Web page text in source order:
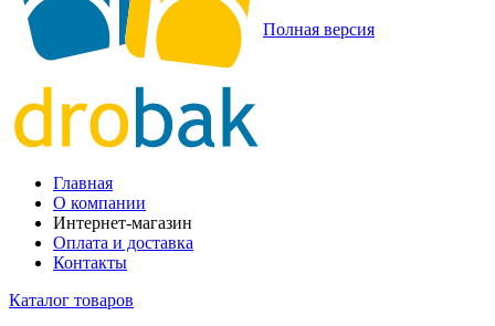
Полная версия
Главная
О компании
Интернет-магазин
Оплата и доставка
Контакты
Каталог товаров